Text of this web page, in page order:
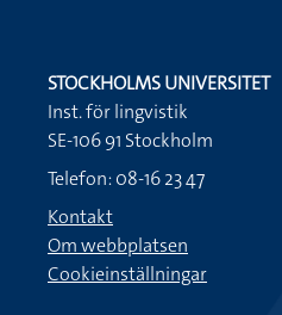
STOCKHOLMS UNIVERSITET
Inst. för lingvistik
SE-106 91 Stockholm
Telefon: 08-16 23 47
Kontakt
Om webbplatsen
Cookieinställningar